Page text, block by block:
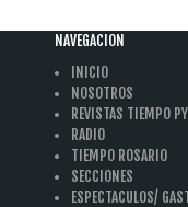
NAVEGACION
INICIO
NOSOTROS
REVISTAS TIEMPO
RADIO
TIEMPO ROSARIO
SECCIONES
ESPECTACULOS/